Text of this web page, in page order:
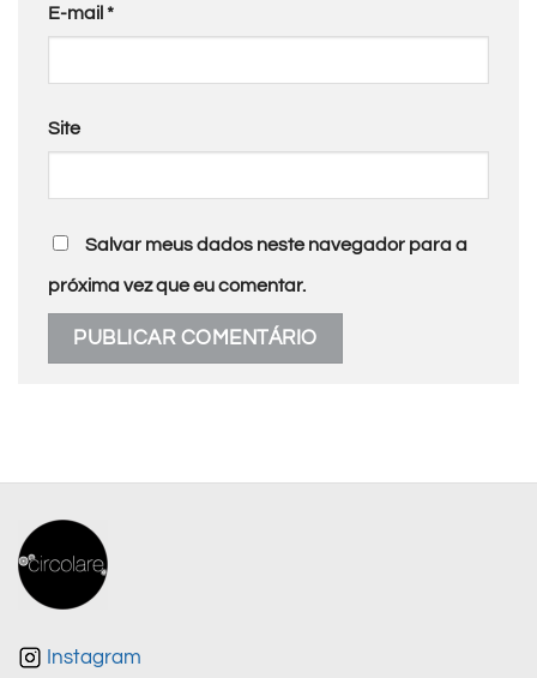
E-mail *
Site
Salvar meus dados neste navegador para a
próxima vez que eu comentar.
Instagram